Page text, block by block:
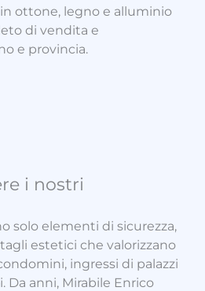
ottone, legno e alluminio
di vendita e
e provincia.
i nostri
solo elementi di sicurezza,
estetici che valorizzano
ingressi di palazzi
Da anni, Mirabile Enrico